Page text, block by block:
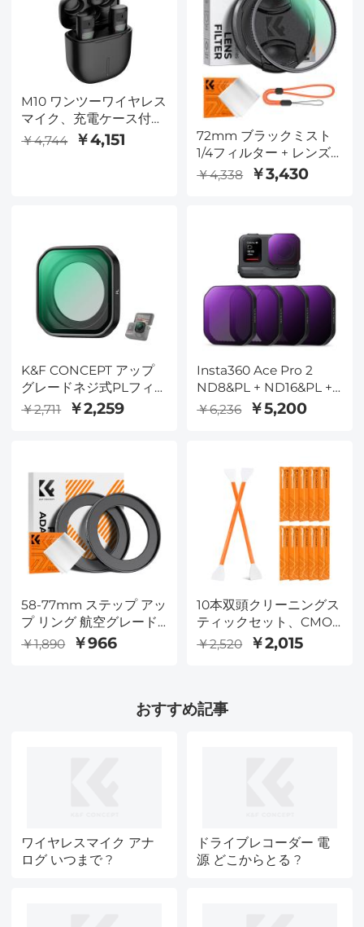
M10 ワンツーワイヤレス
マイク、充電ケース付
き、Type-C、アップル
ライブストリーミング
￥4,744 ￥4,151
72mm ブラックミスト
1/4フィルター + レンズ
キャップ、ミスト シネ
マティックエフェクトフ
デオ、Vlog、ポートレ
ート写真用 Nano-Klear
シリーズ
￥4,338 ￥3,430
K&F CONCEPT アップ
グレードネジ式PLフィ
ルター Insta360 Ace
Pro 2対応、偏光反射防
き最高級光学ガラス
￥2,711 ￥2,259
Insta360 Ace Pro 2
ND8&PL + ND16&PL +
ND32&PL + ND64&PL
4パック ハイブリッド
子 2in1フィルター 光低
減 アンチグレア HD光学
ガラス マルチコートフ
ィルターキット
￥6,236 ￥5,200
58-77mm ステップ アッ
プ リング 航空グレード
のアルミニウム フィル
￥1,890 ￥966
10本双頭クリーニングス
ティックセット、CMOS
APS-Cフレームクリーニ
￥2,520 ￥2,015
おすすめ記事
ワイヤレスマイク アナ
ログ いつまで ?
ドライブレコーダー 電
源 どこからとる ?